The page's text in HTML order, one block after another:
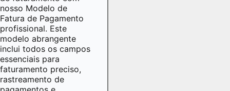
nosso Modelo de
Fatura de Pagamento
profissional. Este
modelo abrangente
inclui todos os campos
essenciais para
faturamento preciso,
rastreamento de